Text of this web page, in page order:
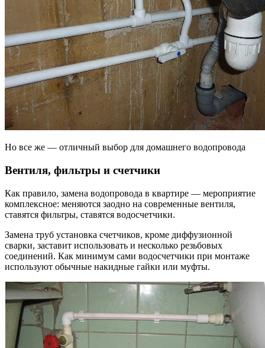
Но все же — отличный выбор для домашнего водопровода
Вентиля, фильтры и счетчики
Как правило, замена водопровода в квартире — мероприятие
комплексное: меняются заодно на современные вентиля,
ставятся фильтры, ставятся водосчетчики.
Замена труб установка счетчиков, кроме диффузионной
сварки, заставит использовать и несколько резьбовых
соединений. Как минимум сами водосчетчики при монтаже
используют обычные накидные гайки или муфты.